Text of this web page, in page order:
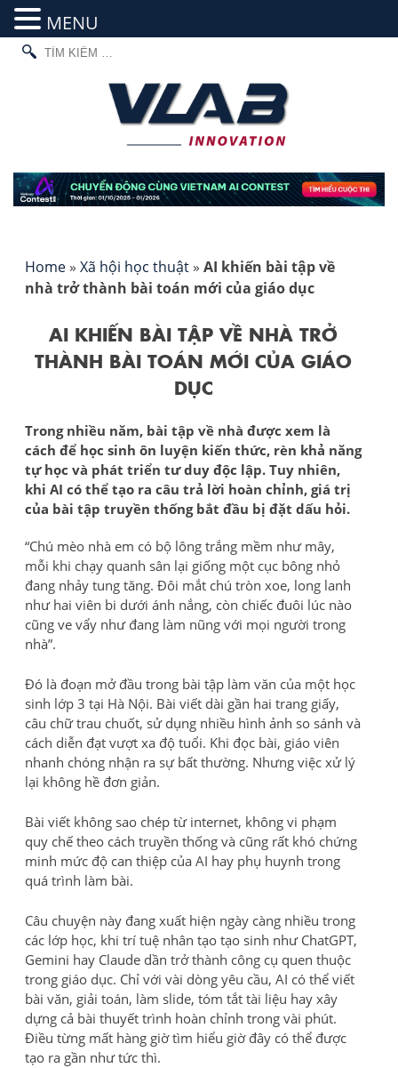
Skip
TÌM
KIẾM
Home » Xã hội học thuật » AI khiến bài tập về
nhà trở thành bài toán mới của giáo dục
AI KHIẾN BÀI TẬP VỀ NHÀ TRỞ
THÀNH BÀI TOÁN MỚI CỦA GIÁO
DỤC
Trong nhiều năm, bài tập về nhà được xem là
cách để học sinh ôn luyện kiến thức, rèn khả năng
tự học và phát triển tư duy độc lập. Tuy nhiên,
khi AI có thể tạo ra câu trả lời hoàn chỉnh, giá trị
của bài tập truyền thống bắt đầu bị đặt dấu hỏi.
“Chú mèo nhà em có bộ lông trắng mềm như mây,
mỗi khi chạy quanh sân lại giống một cục bông nhỏ
đang nhảy tung tăng. Đôi mắt chú tròn xoe, long lanh
như hai viên bi dưới ánh nắng, còn chiếc đuôi lúc nào
cũng ve vẩy như đang làm nũng với mọi người trong
nhà”.
Đó là đoạn mở đầu trong bài tập làm văn của một học
sinh lớp 3 tại Hà Nội. Bài viết dài gần hai trang giấy,
câu chữ trau chuốt, sử dụng nhiều hình ảnh so sánh và
cách diễn đạt vượt xa độ tuổi. Khi đọc bài, giáo viên
nhanh chóng nhận ra sự bất thường. Nhưng việc xử lý
lại không hề đơn giản.
Bài viết không sao chép từ internet, không vi phạm
quy chế theo cách truyền thống và cũng rất khó chứng
minh mức độ can thiệp của AI hay phụ huynh trong
quá trình làm bài.
Câu chuyện này đang xuất hiện ngày càng nhiều trong
các lớp học, khi trí tuệ nhân tạo tạo sinh như ChatGPT,
Gemini hay Claude dần trở thành công cụ quen thuộc
trong giáo dục. Chỉ với vài dòng yêu cầu, AI có thể viết
bài văn, giải toán, làm slide, tóm tắt tài liệu hay xây
dựng cả bài thuyết trình hoàn chỉnh trong vài phút.
Điều từng mất hàng giờ tìm hiểu giờ đây có thể được
tạo ra gần như tức thì.
MENU